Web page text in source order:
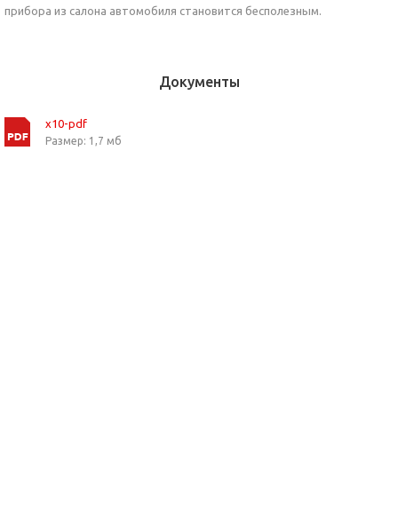
прибора из салона автомобиля становится бесполезным.
Документы
x10-pdf
Размер: 1,7 мб